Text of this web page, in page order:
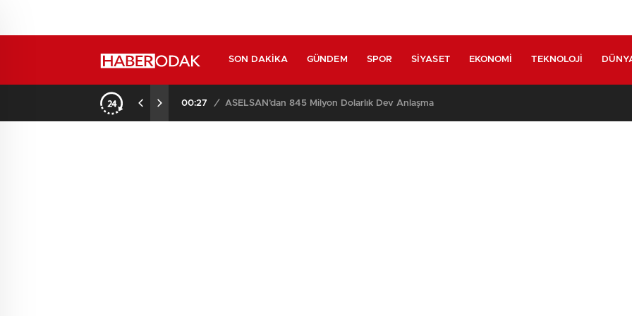
SON DAKIKA GÜNDEM SPOR SIYASET EKONOMI TEKNOLOJI
00:27 / ASELSAN’dan 845 Milyon Dolarlık Dev Anlaşma